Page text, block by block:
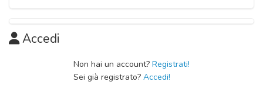
Accedi
Non hai un account? Registrati!
Sei già registrato? Accedi!